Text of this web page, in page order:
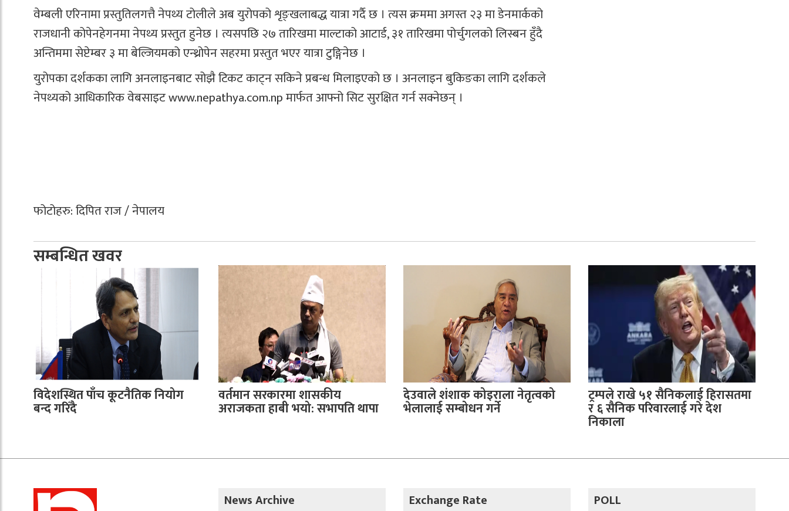
वेम्बली एरिनामा प्रस्तुतिलगत्तै नेपथ्य टोलीले अब युरोपको शृङ्खलाबद्ध यात्रा गर्दै छ । त्यस क्रममा अगस्त २३ मा डेनमार्कको
राजधानी कोपेनहेगनमा नेपथ्य प्रस्तुत हुनेछ । त्यसपछि २७ तारिखमा माल्टाको आटार्ड, ३१ तारिखमा पोर्चुगलको लिस्बन हुँदै
अन्तिममा सेप्टेम्बर ३ मा बेल्जियमको एन्थ्रोपेन सहरमा प्रस्तुत भएर यात्रा टुङ्गिनेछ ।
युरोपका दर्शकका लागि अनलाइनबाट सोझै टिकट काट्न सकिने प्रबन्ध मिलाइएको छ । अनलाइन बुकिङका लागि दर्शकले
नेपथ्यको आधिकारिक वेबसाइट www.nepathya.com.np मार्फत आफ्नो सिट सुरक्षित गर्न सक्नेछन् ।
फोटोहरु: दिपित राज / नेपालय
सम्बन्धित खवर
विदेशस्थित पाँच कूटनैतिक नियोग
बन्द गरिँदै
वर्तमान सरकारमा शासकीय
अराजकता हाबी भयो: सभापति थापा
देउवाले शंशाक कोइराला नेतृत्वको
भेलालाई सम्बोधन गर्ने
ट्रम्पले राखे ५१ सैनिकलाई हिरासतमा
र ६ सैनिक परिवारलाई गरे देश
निकाला
News Archive Exchange Rate POLL